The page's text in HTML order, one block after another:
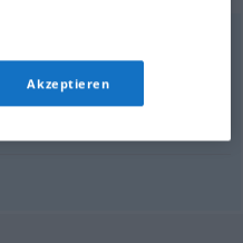
,(etwas) erbrechen
,(sich) auskotzen
Akzeptieren